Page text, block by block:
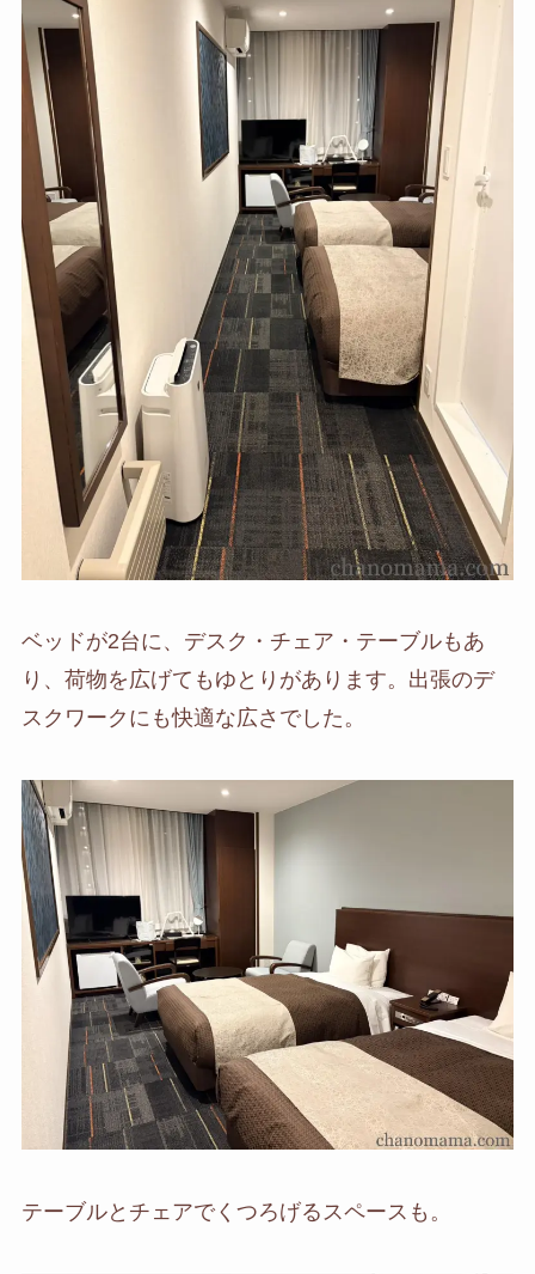
ベッドが2台に、デスク・チェア・テーブルもあ
り、荷物を広げてもゆとりがあります。出張のデ
スクワークにも快適な広さでした。
テーブルとチェアでくつろげるスペースも。